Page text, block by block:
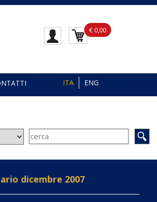
€ 0,00
ITA ENG
dicembre 2007